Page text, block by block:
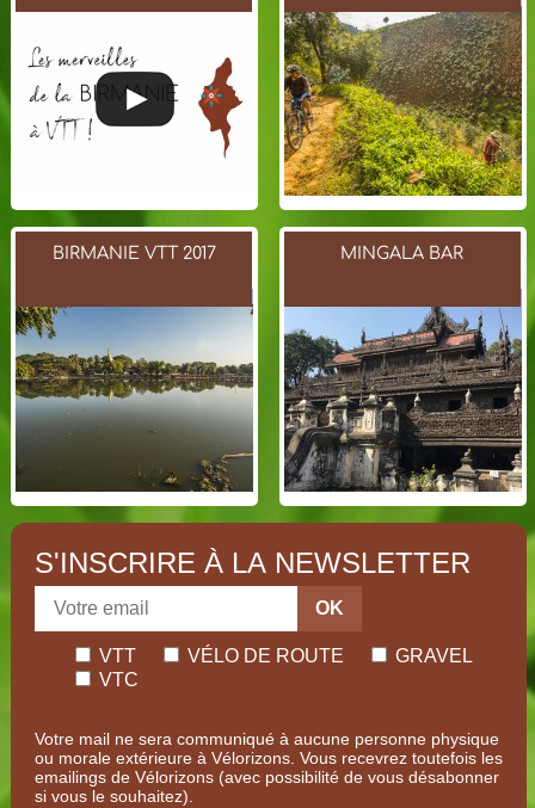
BIRMANIE VTT 2017 MINGALA BAR
S'INSCRIRE À LA NEWSLETTER
OK
VTT VÉLO DE ROUTE
GRAVEL
VTC
Votre mail ne sera communiqué à aucune personne physique
ou morale extérieure à Vélorizons. Vous recevrez toutefois les
emailings de Vélorizons (avec possibilité de vous désabonner
si vous le souhaitez).